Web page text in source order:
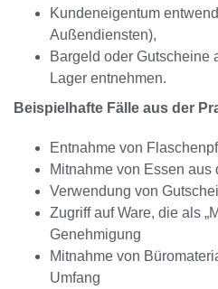
Kundeneigentum
Außendiensten),
Bargeld oder Gutscheine
Lager entnehmen.
Beispielhafte Fälle aus der
Entnahme von
Mitnahme von Essen
Verwendung von
Zugriff auf Ware, die als
Genehmigung
Mitnahme von
Umfang